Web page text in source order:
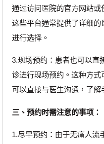
通过访问医院的官方网站或
这些平台通常提供了详细
进行选择。
3.现场预约：患者也可以直
诊进行现场预约。这种方
可以直接与医生沟通，了解
三、预约时需注意的事项：
1.尽早预约：由于无痛人流